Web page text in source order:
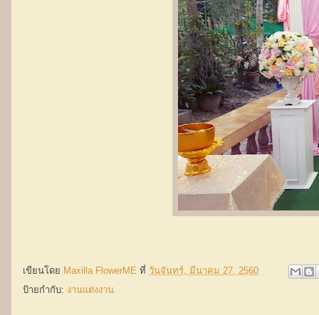
เขียนโดย Maxilla FlowerME ที่ วันจันทร์, มีนาคม 27, 2560
ป้ายกำกับ: งานแต่งงาน